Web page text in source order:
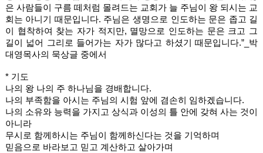
은 사람들이 구름 떼처럼 몰려드는 교회가 늘 주님이 왕 되시는 교
회는 아니기 때문입니다. 주님은 생명으로 인도하는 문은 좁고 길
이 협착하여 찾는 자가 적지만, 멸망으로 인도하는 문은 크고 그
길이 넓어 그리로 들어가는 자가 많다고 하셨기 때문입니다.”_박
대영목사의 묵상글 중에서
* 기도
나의 왕 나의 주 하나님을 경배합니다.
나의 부족함을 아시는 주님의 시험 앞에 겸손히 임하겠습니다.
나의 소유와 능력을 가지고 상식과 이성의 틀 안에 갖혀 사는 것이
아니라
무시로 함께하시는 주님이 함께하신다는 것을 기억하며
믿음으로 바라보고 믿고 계산하고 살아가며